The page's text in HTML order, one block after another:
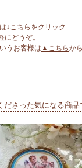
↓こちらをクリック
にどうぞ。
うお客様は ▲こちらか
さった気になる商品